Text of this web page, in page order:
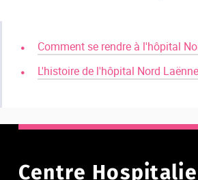
Comment se rendre à l'hôpital
L'histoire de l'hôpital Nord
Centre